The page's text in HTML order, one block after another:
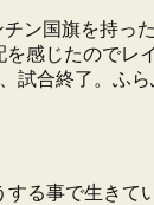
ン国旗を持っ
感じたのでレ
試合終了。ふ
る事で生きて